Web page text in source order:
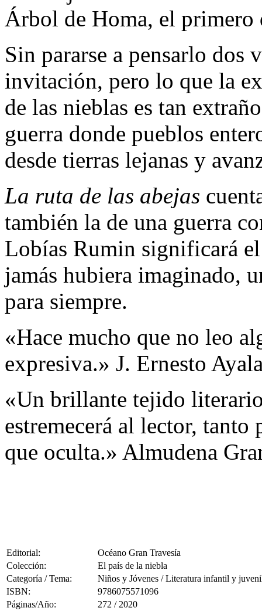
Árbol de Homa, el primero
Sin pararse a pensarlo dos
invitación, pero lo que la
de las nieblas es tan
guerra donde pueblos
desde tierras lejanas y
La ruta de las abejas
también la de una guerra
Lobías Rumin significará
jamás hubiera imaginado,
para siempre.
«Hace mucho que no leo
expresiva.» J. Ernesto
«Un brillante tejido
estremecerá al lector,
que oculta.» Almudena
Editorial:
Océano Gran Travesía
Colección:
El país de la niebla
Categoría / Tema:
Niños y Jóvenes / Literatura infantil y
ISBN:
9786075571096
Páginas/Año:
272 / 2020